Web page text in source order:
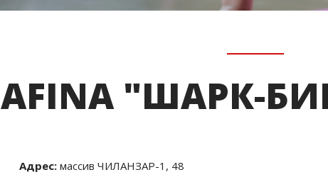
AFINA "ШАРК-
Адрес: массив ЧИЛАНЗАР-1, 48